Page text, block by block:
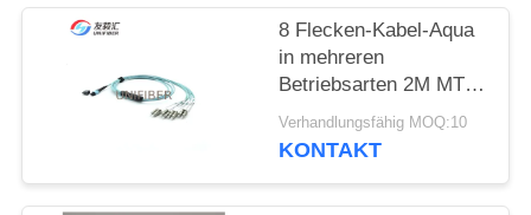
8 Flecken-Kabel-Aqua
in mehreren
Betriebsarten 2M MTP
des Kern-OM3 zu LC-
Ausbruch-Art B
Verhandlungsfähig MOQ:10
KONTAKT